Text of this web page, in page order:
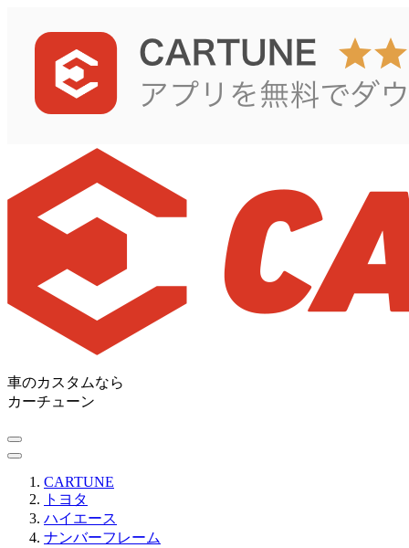
車のカスタムなら
カーチューン
CARTUNE
トヨタ
ハイエース
ナンバーフレーム